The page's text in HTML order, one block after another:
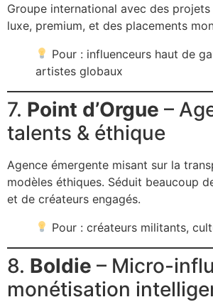
Groupe international avec des
luxe, premium, et des placements
Pour : influenceurs haut de
artistes globaux
7. Point d’Orgue –
talents & éthique
Agence émergente misant sur la
modèles éthiques. Séduit beaucoup
et de créateurs engagés.
Pour : créateurs militants,
8. Boldie – Micro-
monétisation